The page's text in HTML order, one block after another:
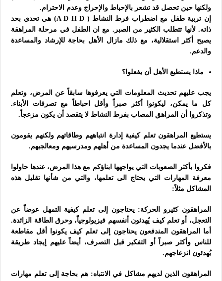
ولكنها حين تحصل قد تشعر بالإحباط والإحراج وعدم الاحترام.
إن تربية طفل مع اضطراب فرط النشاط ( A D H D) هي تحدي بحد
ذاته. لأنها تتطلب الكثير من الصبر. مع ان الطفل في مرحلة المراهقة
يصبح أكثر استقلالية، مع ذلك مازال الأهل بحاجة للإرشاد والمساعدة
والدعم.
ماذا يستطيع الأهل أن يفعلوا؟
يجب عليهم تحديث المعلومات التي يعرفوها سابقاً عن المرض، وتعلم
كل ما يمكن، ليكونوا أكثر صبراً وأقل احباطاً مع تصرفات الأبناء.
وتذكروا أن المراهق المصاب بفرط النشاط لا يتقصد أن يكون مزعجاً.
يستطيع المراهقون تعلم كيفية إدارة انتباههم وطاقاتهم ولكنهم يقومون
بالأفضل عندما يجدون المساعدة من أهلهم ومدرسيهم ومعالجيهم.
فكروا بأكثر الصعوبات التي يواجهها ابناؤكم مع هذا المرض، عندها حاولوا
معرفة المهارات التي يحتاج الى تعلمها، والتي من شأنها تقليل هذه
المشاكل مثلاً:
المراهقون كثيرو الحركة: يحتاجون إلى تعلم كيفية التمهل عوضاً عن
التعجل، أو تعلم كيف يُهدئون أنفسهم فيزيولوجياً، وحرق الطاقة الزائدة.
أما المراهقون المندفعون يحتاجون إلى تعلم كيف يكونوا أقل مقاطعة
للناس وأكثر صبراً أو التفكير قبل التصرف، أيضاً عليهم إيجاد طريقة
يُهدئون انزعاجهم.
المراهقون الذين لديهم مشاكل في الانتباه: هم بحاجة إلى تعلم مهارات